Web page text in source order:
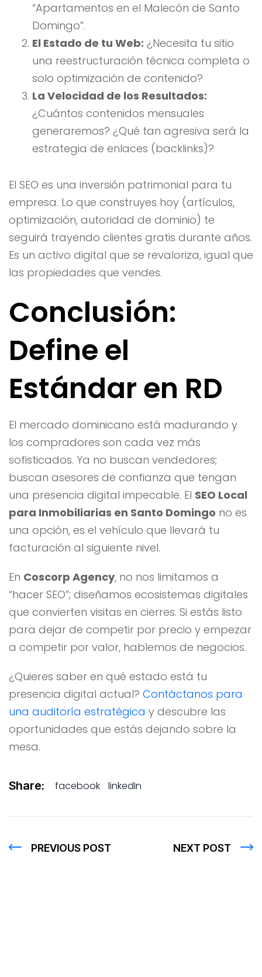
“Apartamentos en el Malecón de Santo
Domingo”.
El Estado de tu Web: ¿Necesita tu sitio
una reestructuración técnica completa o
solo optimización de contenido?
La Velocidad de los Resultados:
¿Cuántos contenidos mensuales
generaremos? ¿Qué tan agresiva será la
estrategia de enlaces (backlinks)?
El SEO es una inversión patrimonial para tu
empresa. Lo que construyes hoy (artículos,
optimización, autoridad de dominio) te
seguirá trayendo clientes gratis durante años.
Es un activo digital que se revaloriza, igual que
las propiedades que vendes.
Conclusión:
Define el
Estándar en RD
El mercado dominicano está madurando y
los compradores son cada vez más
sofisticados. Ya no buscan vendedores;
buscan asesores de confianza que tengan
una presencia digital impecable. El SEO Local
para Inmobiliarias en Santo Domingo no es
una opción, es el vehículo que llevará tu
facturación al siguiente nivel.
En Coscorp Agency, no nos limitamos a
“hacer SEO”; diseñamos ecosistemas digitales
que convierten visitas en cierres. Si estás listo
para dejar de competir por precio y empezar
a competir por valor, hablemos de negocios.
¿Quieres saber en qué estado está tu
presencia digital actual? Contáctanos para
una auditoría estratégica y descubre las
oportunidades que estás dejando sobre la
mesa.
Share: facebook linkedIn
PREVIOUS POST NEXT POST